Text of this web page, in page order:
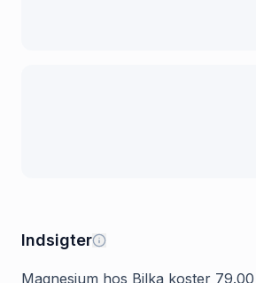
Indsigter
Magnesium hos Bilka koster